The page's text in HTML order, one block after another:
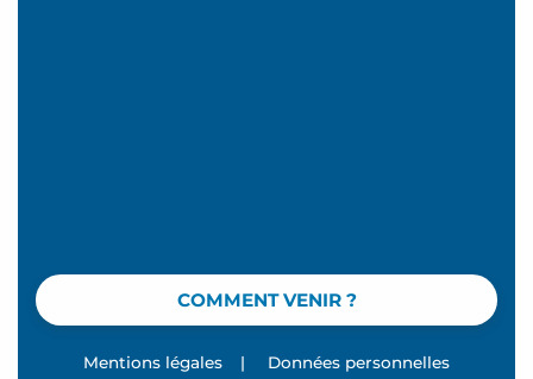
COMMENT VENIR ?
Mentions légales | Données personnelles